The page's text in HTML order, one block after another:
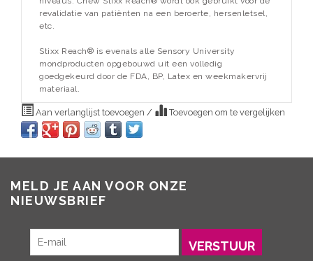
revalidatie van patiënten na een beroerte, hersenletsel,
etc.
Stixx Reach® is evenals alle Sensory University
mondproducten opgebouwd uit een volledig
goedgekeurd door de FDA, BP, Latex en weekmakervrij
materiaal.
Aan verlanglijst toevoegen / Toevoegen om te vergelijken
MELD JE AAN VOOR ONZE
NIEUWSBRIEF
VERSTUUR